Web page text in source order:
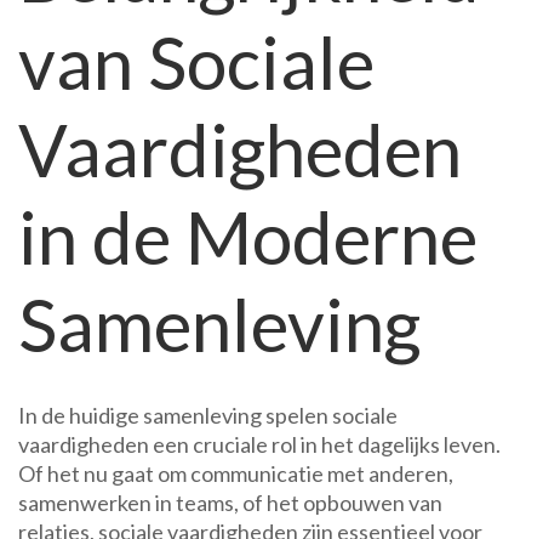
Samenleving
van Sociale
Vaardigheden
in de Moderne
Samenleving
In de huidige samenleving spelen sociale
vaardigheden een cruciale rol in het dagelijks leven.
Of het nu gaat om communicatie met anderen,
samenwerken in teams, of het opbouwen van
relaties, sociale vaardigheden zijn essentieel voor